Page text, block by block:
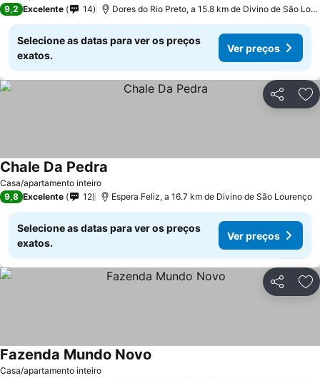
9,2 Excelente 14 Dores do Rio Preto, a 15.8 km de Divino de São
Selecione as datas para ver os preços
exatos.
Ver preços
Partilhar
Casa/apartamento inteiro
Chale Da Pedra
9,8 Excelente 12 Espera Feliz, a 16.7 km de Divino de São Lourenço
Selecione as datas para ver os preços
exatos.
Ver preços
Partilhar
Casa/apartamento inteiro
Fazenda Mundo Novo